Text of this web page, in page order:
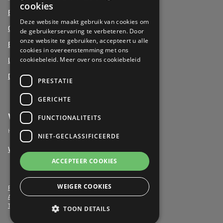
Beukenhof aan Zee, Oostduinkerke
Oud Gemeentehuis, Werchter
Elysia Park, Antwerpen
La Vigie, Koksijde
Duinenzee, De Panne
Vrijwilligers
Het verschil maken als vrijwilliger
Word vrijwilliger
Privacy- & Cookiebeleid
Algemene voorwaarden
Toegankelijkheidsverklaring
DUTCH
cookies
Deze website maakt gebruik van cookies om
de gebruikerservaring te verbeteren. Door
onze website te gebruiken, accepteert u alle
cookies in overeenstemming met ons
cookiebeleid. Meer over ons cookiebeleid
PRESTATIE
GERICHTE
FUNCTIONALITEITS
NIET-GECLASSIFICEERDE
ACCEPTEER COOKIES
WEIGER COOKIES
TOON DETAILS